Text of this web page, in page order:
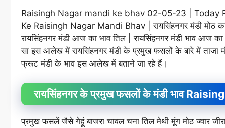
Raisingh Nagar mandi ke bhav 02-05-23 | Today
Ke Raisingh Nagar Mandi Bhav | रायसिंहनगर मंडी मोठ का
रायसिंहनगर मंडी आज का भाव तिल | रायसिंहनगर मंडी भाव आज का
सा इस आलेख में रायसिंहनगर मंडी के प्रमुख फसलों के बारे में ताजा
फ्रूट मंडी के भाव इस आलेख में बताने जा रहे हैं।
रायसिंहनगर के प्रमुख फसलों के मंडी भाव
प्रमुख फसलें जैसे गेहूं बाजरा चावल चना तिल मेथी मूंग मोठ ज्वार